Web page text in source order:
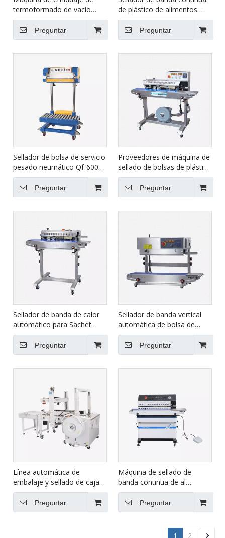
termoformado de vacío
automático para alimentos
HVR-420APreguntar
de plástico de alimentos
FRB-770i
Preguntar
Sellador de bolsa de servicio
pesado neumático Qf-600L
(/s)
Preguntar
Proveedores de máquina de
sellado de bolsas de plástico
con succión de aire FRMC-
980III
Preguntar
Sellador de banda de calor
automático para Sachet
FRB-770III
Preguntar
Sellador de banda vertical
automática de bolsa de
plástico FRB-770II
Preguntar
Línea automática de
embalaje y sellado de cajas
de cartón XFK-1C
Preguntar
Máquina de sellado de
banda continua de al
aireamiento y succión de
aire FRM-980ZQ
Preguntar
1 2